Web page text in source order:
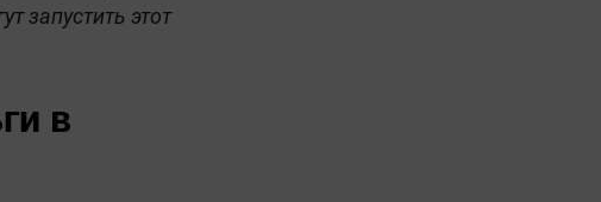
запустить этот
в